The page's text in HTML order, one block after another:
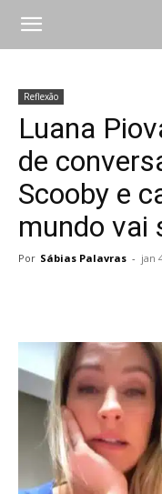
Reflexão
Luana
de
Scooby e
mundo vai
Por Sábias Palavras - jan